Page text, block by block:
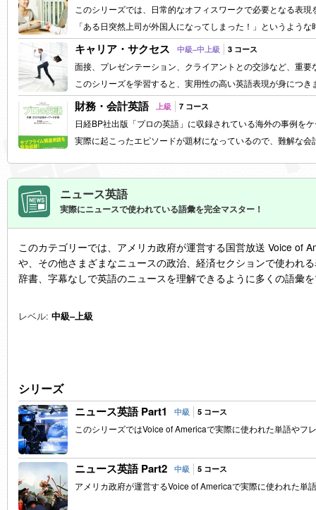
このシリーズでは、日常的なオフィスワークで必要となる表
「ある日突然上司が外国人になってしまった！」というよう
キャリア・サクセス 中級–中上級 3 コース
面接、プレゼンテーション、クライアントとの交渉など、重
このシリーズを学習すると、実用性の高い英語表現が身につき
財務・会計英語 上級 7 コース
日経BP社出版「プロの英語」に収録されている海外の事例を
実際に起こったエピソードが題材になっているので、難解な
ニュース英語
実際にニュースで使われている語彙を完全マスター！
このカテゴリーでは、アメリカ政府が運営する国営放送 Voice of
や、その他さまざまなニュースの政治、経済セクションで使われ
辞書、字幕なしで英語のニュースを理解できるように多くの語彙
レベル: 中級–上級
シリーズ
ニュース英語 Part1 中級 5 コース
このシリーズではVoice of Americaで実際に使われた単語や
ニュース英語 Part2 中級 5 コース
アメリカ政府が運営するVoice of Americaで実際に使われた単